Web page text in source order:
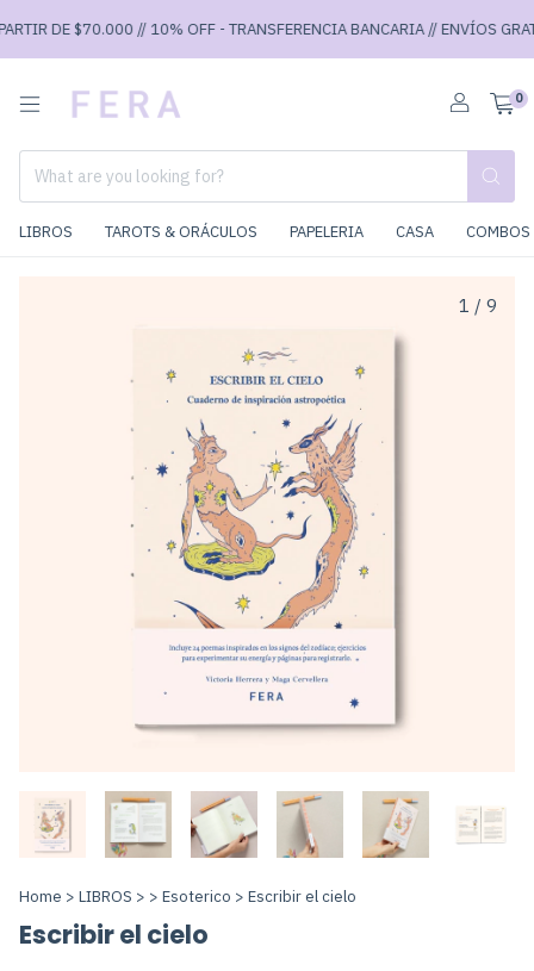
DE $70.000 // 10% OFF - TRANSFERENCIA BANCARIA // ENVÍOS
0
LIBROS TAROTS & ORÁCULOS PAPELERIA CASA
1 / 9
Home > LIBROS > > Esoterico > Escribir el cielo
Escribir el cielo